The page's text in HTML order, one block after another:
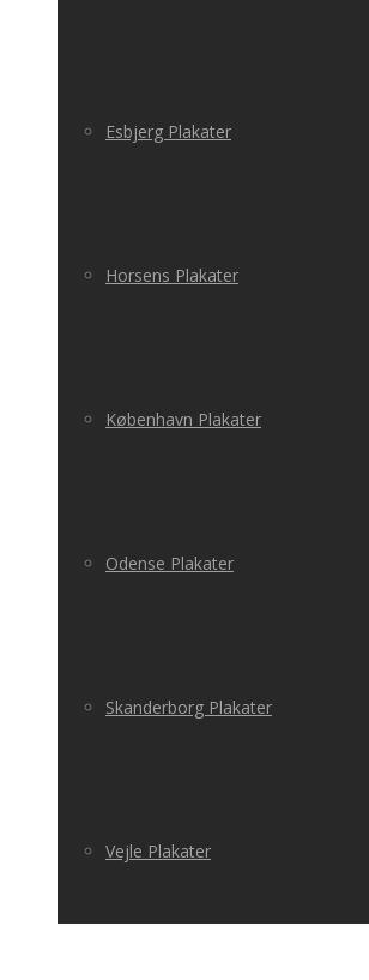
Esbjerg Plakater
Horsens Plakater
København Plakater
Odense Plakater
Skanderborg Plakater
Vejle Plakater